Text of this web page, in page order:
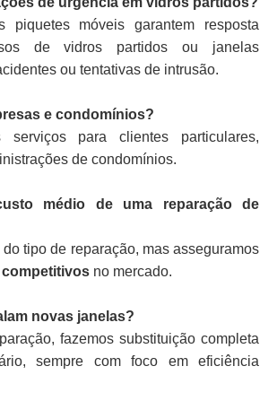
piquetes móveis garantem resposta
de vidros partidos ou janelas
ou tentativas de intrusão.
e condomínios?
serviços para clientes particulares,
de condomínios.
médio de uma reparação de
tipo de reparação, mas asseguramos
no mercado.
novas janelas?
fazemos substituição completa
sempre com foco em eficiência